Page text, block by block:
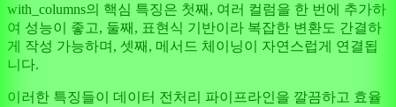
with_columns의 핵심 특징은 첫째, 여러 컬럼을 한 번에 추가하
여 성능이 좋고, 둘째, 표현식 기반이라 복잡한 변환도 간결하
게 작성 가능하며, 셋째, 메서드 체이닝이 자연스럽게 연결됩
니다.
이러한 특징들이 데이터 전처리 파이프라인을 깔끔하고 효율